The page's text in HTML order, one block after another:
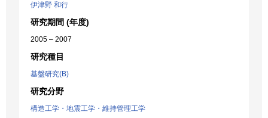
伊津野 和行
研究期間 (年度)
2005 – 2007
研究種目
基盤研究(B)
研究分野
構造工学・地震工学・維持管理工学